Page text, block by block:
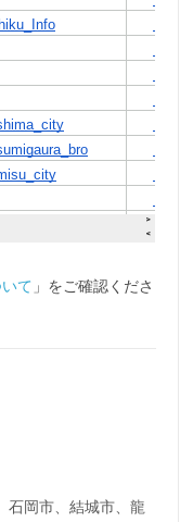
て 」をご確認くださ
石岡市、結城市、龍